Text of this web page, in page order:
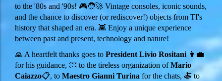
to the '80s and '90s! 🎮🧑‍🚀 Vintage consoles, iconic sounds,
and the chance to discover (or rediscover!) objects from TI's
history that shaped an era. 👾 Enjoy a unique experience
between past and present, technology and nature!
🙏 A heartfelt thanks goes to President Livio Rositani 👨‍💼
for his guidance, 👏 to the tireless organization ofMario
Caiazzo📋, to Maestro Gianni Turina for the chats, 🍝 to